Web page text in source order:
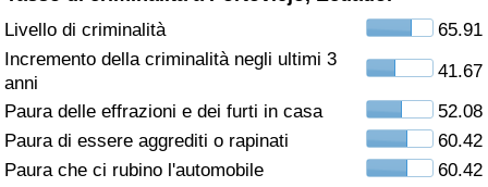
Livello di criminalità
65.91
Incremento della criminalità negli ultimi 3
anni
41.67
Paura delle effrazioni e dei furti in casa
52.08
Paura di essere aggrediti o rapinati
60.42
Paura che ci rubino l'automobile
60.42
Indice della Criminalità
Indice di criminalità per paese
Assistenza Sanitaria